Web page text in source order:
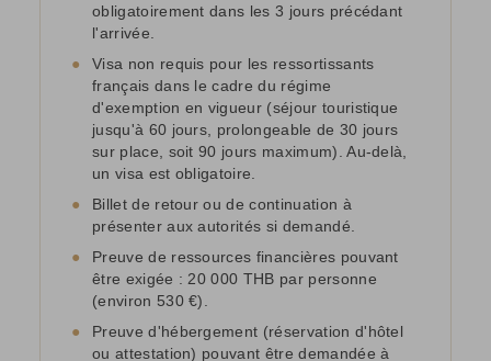
obligatoirement dans les 3 jours précédant
l'arrivée.
●
Visa non requis pour les ressortissants
français dans le cadre du régime
d'exemption en vigueur (séjour touristique
jusqu'à 60 jours, prolongeable de 30 jours
sur place, soit 90 jours maximum). Au-delà,
un visa est obligatoire.
●
Billet de retour ou de continuation à
présenter aux autorités si demandé.
●
Preuve de ressources financières pouvant
être exigée : 20 000 THB par personne
(environ 530 €).
●
Preuve d'hébergement (réservation d'hôtel
ou attestation) pouvant être demandée à